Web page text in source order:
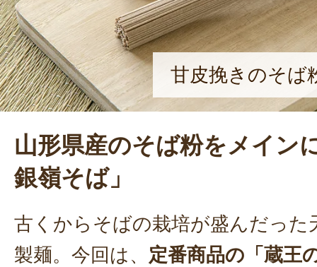
甘皮挽きのそば
山形県産のそば粉をメイン
銀嶺そば」
古くからそばの栽培が盛んだった
製麺。今回は、 定番商品の「蔵王